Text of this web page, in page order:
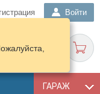
Войти
ГАРАЖ